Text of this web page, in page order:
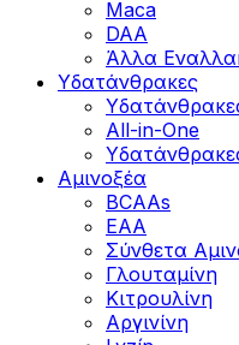
Maca
DAA
Άλλα
Υδατάνθρακες
All-in-One
Αμινοξέα
BCAAs
EAA
Σύνθετα
Γλουταμίνη
Κιτρουλίνη
Αργινίνη